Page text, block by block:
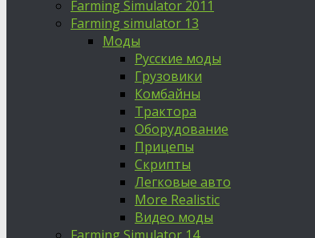
Farming Simulator 2011
Farming simulator 13
Моды
Русские моды
Грузовики
Комбайны
Трактора
Оборудование
Прицепы
Скрипты
Легковые авто
More Realistic
Видео моды